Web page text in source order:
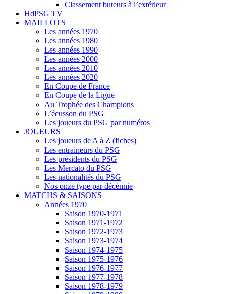
Classement buteurs à l’extérieur
HdPSG TV
MAILLOTS
Les années 1970
Les années 1980
Les années 1990
Les années 2000
Les années 2010
Les années 2020
En Coupe de France
En Coupe de la Ligue
Au Trophée des Champions
L’écusson du PSG
Les joueurs du PSG par numéros
JOUEURS
Les joueurs de A à Z (fiches)
Les entraineurs du PSG
Les présidents du PSG
Les Mercato du PSG
Les nationalités du PSG
Nos onze type par décénnie
MATCHS & SAISONS
Années 1970
Saison 1970-1971
Saison 1971-1972
Saison 1972-1973
Saison 1973-1974
Saison 1974-1975
Saison 1975-1976
Saison 1976-1977
Saison 1977-1978
Saison 1978-1979